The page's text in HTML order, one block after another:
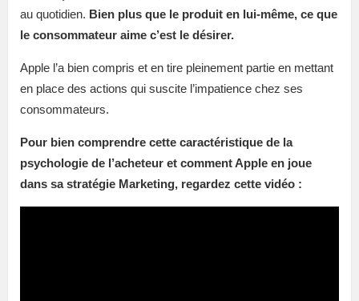
au quotidien. Bien plus que le produit en lui-même, ce que
le consommateur aime c’est le désirer.
Apple l’a bien compris et en tire pleinement partie en mettant
en place des actions qui suscite l’impatience chez ses
consommateurs.
Pour bien comprendre cette caractéristique de la
psychologie de l’acheteur et comment Apple en joue
dans sa stratégie Marketing, regardez cette vidéo :